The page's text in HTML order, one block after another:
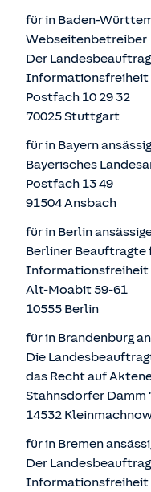
für in Baden-
Webseitenbetreiber
Der
Informationsfreiheit
Postfach 10 29 32
70025 Stuttgart
für in Bayern
Bayerisches
Postfach 13 49
91504 Ansbach
für in Berlin
Berliner Beauftragte
Informationsfreiheit
Alt-Moabit 59-61
10555 Berlin
für in Brandenburg
Die
das Recht auf
Stahnsdorfer Damm
14532
für in Bremen
Der
Informationsfreiheit